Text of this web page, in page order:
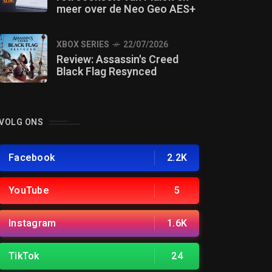
meer over de Neo Geo AES+
XBOX SERIES 22/07/2026
Review: Assassin's Creed
Black Flag Resynced
ONS
Facebook 2.2K
YouTube 5
Instagram 1.6K
TikTok 24